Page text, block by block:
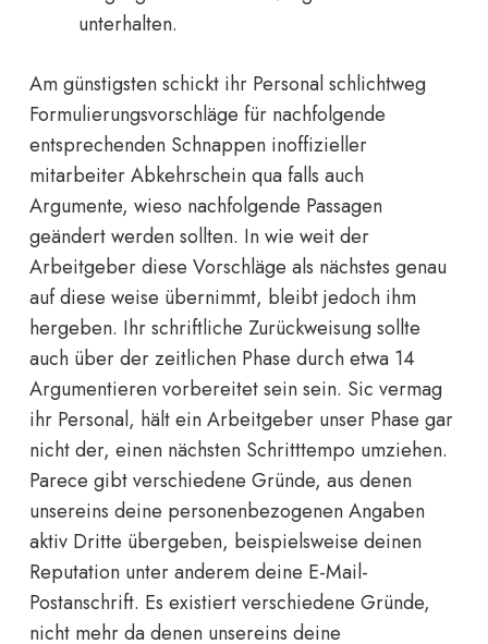
unterhalten.
Am günstigsten schickt ihr Personal schlichtweg
Formulierungsvorschläge für nachfolgende
entsprechenden Schnappen inoffizieller
mitarbeiter Abkehrschein qua falls auch
Argumente, wieso nachfolgende Passagen
geändert werden sollten. In wie weit der
Arbeitgeber diese Vorschläge als nächstes genau
auf diese weise übernimmt, bleibt jedoch ihm
hergeben. Ihr schriftliche Zurückweisung sollte
auch über der zeitlichen Phase durch etwa 14
Argumentieren vorbereitet sein sein. Sic vermag
ihr Personal, hält ein Arbeitgeber unser Phase gar
nicht der, einen nächsten Schritttempo umziehen.
Parece gibt verschiedene Gründe, aus denen
unsereins deine personenbezogenen Angaben
aktiv Dritte übergeben, beispielsweise deinen
Reputation unter anderem deine E-Mail-
Postanschrift. Es existiert verschiedene Gründe,
nicht mehr da denen unsereins deine